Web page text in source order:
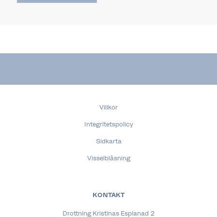
Villkor
Integritetspolicy
Sidkarta
Visselblåsning
KONTAKT
Drottning Kristinas Esplanad 2